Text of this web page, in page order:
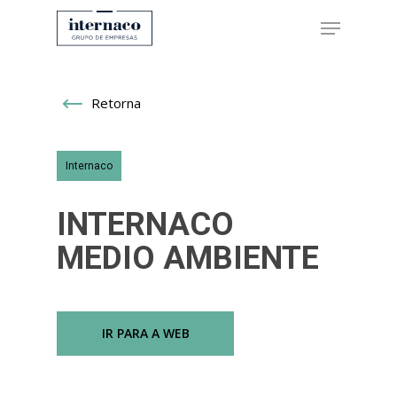
Hit enter to search or ESC to close
Retorna
Internaco
INTERNACO
MEDIO AMBIENTE
IR PARA A WEB